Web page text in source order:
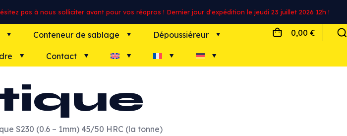
pas à nous solliciter avant pour vos réapros ! Dernier jour d'expédition le jeudi 23 juillet 2026 12h !
Conteneur de sablage Dépoussiéreur
Contact
0,00 €
S230 (0.6 – 1mm) 45/50 HRC (la tonne)